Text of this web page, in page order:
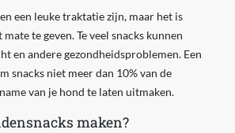
een leuke traktatie zijn, maar het is
te geven. Te veel snacks kunnen
en andere gezondheidsproblemen. Een
snacks niet meer dan 10% van de
van je hond te laten uitmaken.
maken?